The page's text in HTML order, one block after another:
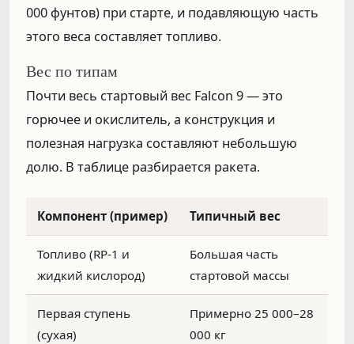
000 фунтов) при старте, и подавляющую часть
этого веса составляет топливо.
Вес по типам
Почти весь стартовый вес Falcon 9 — это
горючее и окислитель, а конструкция и
полезная нагрузка составляют небольшую
долю. В таблице разбирается ракета.
Компонент (пример) Типичный вес
Топливо (RP-1 и
жидкий кислород)
Большая часть
стартовой массы
Первая ступень
(сухая)
Примерно 25 000–28
000 кг